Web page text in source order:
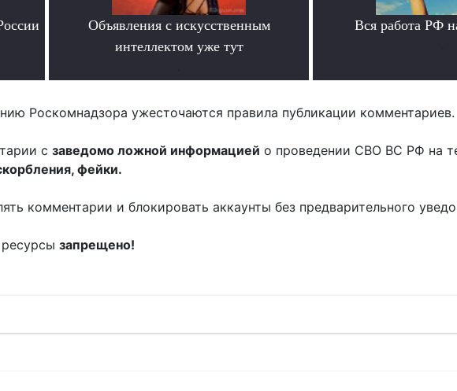
Объявления с искусственным
интеллектом уже тут
Вся работа РФ
Роскомнадзора ужесточаются правила публикации комментариев.
с заведомо ложной информацией о проведении СВО ВС РФ на
фейки.
комментарии и блокировать аккаунты без предварительного
запрещено!